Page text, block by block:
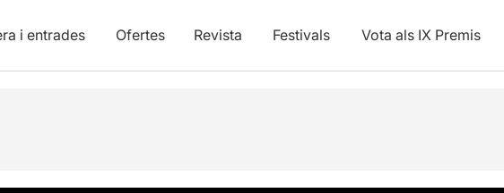
i entrades Ofertes Revista Festivals Vota als IX Premis
Opinions